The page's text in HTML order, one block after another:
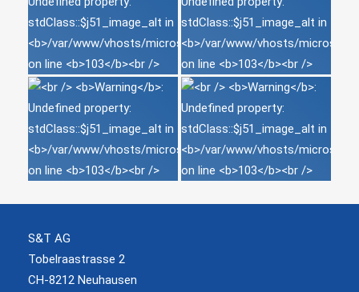
S&T AG
Tobelraastrasse 2
CH-8212 Neuhausen